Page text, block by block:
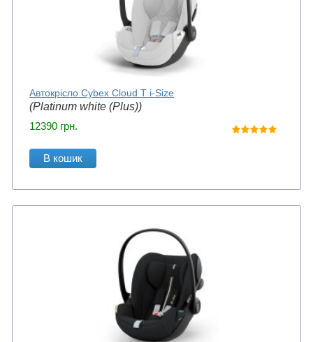
Автокрісло Cybex Cloud T i-Size
(Platinum white (Plus))
12390 грн.
В кошик